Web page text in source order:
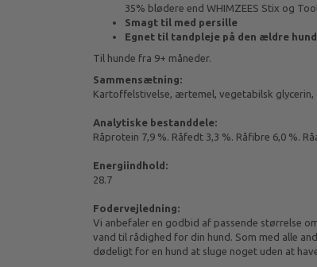
35% blødere end WHIMZEES Stix og
Smagt til med persille
Egnet til tandpleje på den ældre hund
Til hunde fra 9+ måneder.
Sammensætning:
Kartoffelstivelse, ærtemel, vegetabilsk glycerin,
Analytiske bestanddele:
Råprotein 7,9 %. Råfedt 3,3 %. Råfibre 6,0 %.
Energiindhold:
28.7
Fodervejledning:
Vi anbefaler en godbid af passende størrelse
vand til rådighed for din hund. Som med alle
dødeligt for en hund at sluge noget uden at